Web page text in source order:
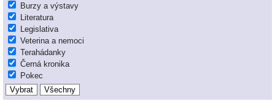
Burzy a výstavy
Literatura
Legislativa
Veterina a nemoci
Terahádanky
Černá kronika
Pokec